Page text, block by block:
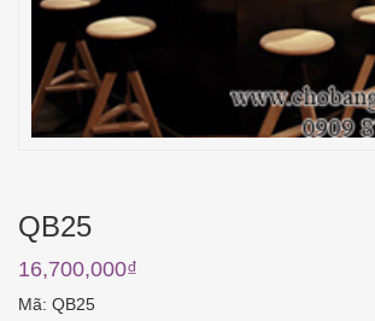
QB25
16,700,000₫
Mã: QB25